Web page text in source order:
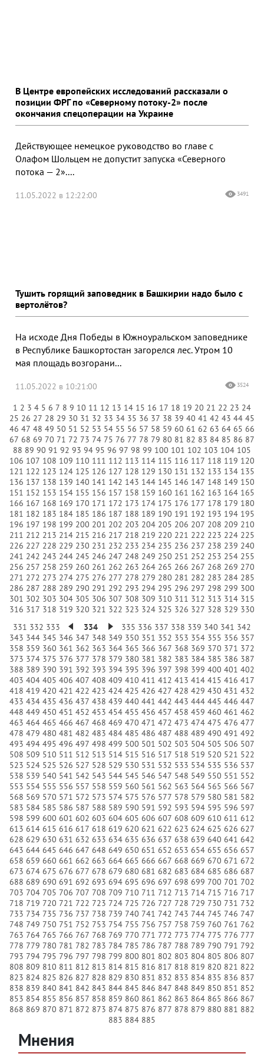
В Центре европейских исследований рассказали о
позиции ФРГ по «Северному потоку-2» после
окончания спецоперации на Украине
Действующее немецкое руководство во главе с
Олафом Шольцем не допустит запуска «Северного
потока — 2»....
11.05.2022 в 12:22:00 3491
Тушить горящий заповедник в Башкирии надо было с
вертолётов?
На исходе Дня Победы в Южноуральском заповеднике
в Республике Башкортостан загорелся лес. Утром 10
мая площадь возгорани...
11.05.2022 в 10:21:00 3524
1 2 3 4 5 6 7 8 9 10 11 12 13 14 15 16 17 18 19 20 21 22 23 24
25 26 27 28 29 30 31 32 33 34 35 36 37 38 39 40 41 42 43 44 45
46 47 48 49 50 51 52 53 54 55 56 57 58 59 60 61 62 63 64 65 66
67 68 69 70 71 72 73 74 75 76 77 78 79 80 81 82 83 84 85 86 87
88 89 90 91 92 93 94 95 96 97 98 99 100 101 102 103 104 105
106 107 108 109 110 111 112 113 114 115 116 117 118 119 120
121 122 123 124 125 126 127 128 129 130 131 132 133 134 135
136 137 138 139 140 141 142 143 144 145 146 147 148 149 150
151 152 153 154 155 156 157 158 159 160 161 162 163 164 165
166 167 168 169 170 171 172 173 174 175 176 177 178 179 180
181 182 183 184 185 186 187 188 189 190 191 192 193 194 195
196 197 198 199 200 201 202 203 204 205 206 207 208 209 210
211 212 213 214 215 216 217 218 219 220 221 222 223 224 225
226 227 228 229 230 231 232 233 234 235 236 237 238 239 240
241 242 243 244 245 246 247 248 249 250 251 252 253 254 255
256 257 258 259 260 261 262 263 264 265 266 267 268 269 270
271 272 273 274 275 276 277 278 279 280 281 282 283 284 285
286 287 288 289 290 291 292 293 294 295 296 297 298 299 300
301 302 303 304 305 306 307 308 309 310 311 312 313 314 315
316 317 318 319 320 321 322 323 324 325 326 327 328 329 330
331 332 333 334 335 336 337 338 339 340 341 342
343 344 345 346 347 348 349 350 351 352 353 354 355 356 357
358 359 360 361 362 363 364 365 366 367 368 369 370 371 372
373 374 375 376 377 378 379 380 381 382 383 384 385 386 387
388 389 390 391 392 393 394 395 396 397 398 399 400 401 402
403 404 405 406 407 408 409 410 411 412 413 414 415 416 417
418 419 420 421 422 423 424 425 426 427 428 429 430 431 432
433 434 435 436 437 438 439 440 441 442 443 444 445 446 447
448 449 450 451 452 453 454 455 456 457 458 459 460 461 462
463 464 465 466 467 468 469 470 471 472 473 474 475 476 477
478 479 480 481 482 483 484 485 486 487 488 489 490 491 492
493 494 495 496 497 498 499 500 501 502 503 504 505 506 507
508 509 510 511 512 513 514 515 516 517 518 519 520 521 522
523 524 525 526 527 528 529 530 531 532 533 534 535 536 537
538 539 540 541 542 543 544 545 546 547 548 549 550 551 552
553 554 555 556 557 558 559 560 561 562 563 564 565 566 567
568 569 570 571 572 573 574 575 576 577 578 579 580 581 582
583 584 585 586 587 588 589 590 591 592 593 594 595 596 597
598 599 600 601 602 603 604 605 606 607 608 609 610 611 612
613 614 615 616 617 618 619 620 621 622 623 624 625 626 627
628 629 630 631 632 633 634 635 636 637 638 639 640 641 642
643 644 645 646 647 648 649 650 651 652 653 654 655 656 657
658 659 660 661 662 663 664 665 666 667 668 669 670 671 672
673 674 675 676 677 678 679 680 681 682 683 684 685 686 687
688 689 690 691 692 693 694 695 696 697 698 699 700 701 702
703 704 705 706 707 708 709 710 711 712 713 714 715 716 717
718 719 720 721 722 723 724 725 726 727 728 729 730 731 732
733 734 735 736 737 738 739 740 741 742 743 744 745 746 747
748 749 750 751 752 753 754 755 756 757 758 759 760 761 762
763 764 765 766 767 768 769 770 771 772 773 774 775 776 777
778 779 780 781 782 783 784 785 786 787 788 789 790 791 792
793 794 795 796 797 798 799 800 801 802 803 804 805 806 807
808 809 810 811 812 813 814 815 816 817 818 819 820 821 822
823 824 825 826 827 828 829 830 831 832 833 834 835 836 837
838 839 840 841 842 843 844 845 846 847 848 849 850 851 852
853 854 855 856 857 858 859 860 861 862 863 864 865 866 867
868 869 870 871 872 873 874 875 876 877 878 879 880 881 882
883 884 885
Мнения